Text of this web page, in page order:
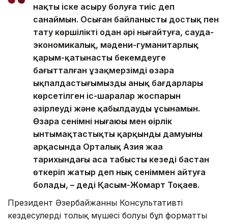
нақты іске асыру болуға тиіс деп
санаймын. Осыған байланысты достық пен
тату көршілікті одан әрі нығайтуға, сауда-
экономикалық, мәдени-гуманитарлық
қарым-қатынасты бекемдеуге
бағытталған ұзақмерзімді өзара
ықпалдастығымыздың анық бағдарлары
көрсетілген іс-шаралар жоспарын
әзірлеуді және қабылдауды ұсынамын.
Өзара сенімнің нығаюы мен өңірлік
ынтымақтастықтың қарқынды дамуының
арқасында Орталық Азия жаңа
тарихындағы аса табысты кезеңді бастан
өткеріп жатыр деп нық сеніммен айтуға
болады, – деді Қасым-Жомарт Тоқаев.
Президент Әзербайжанның Консультативті
кездесулердің толық мүшесі болуы бұл форматты